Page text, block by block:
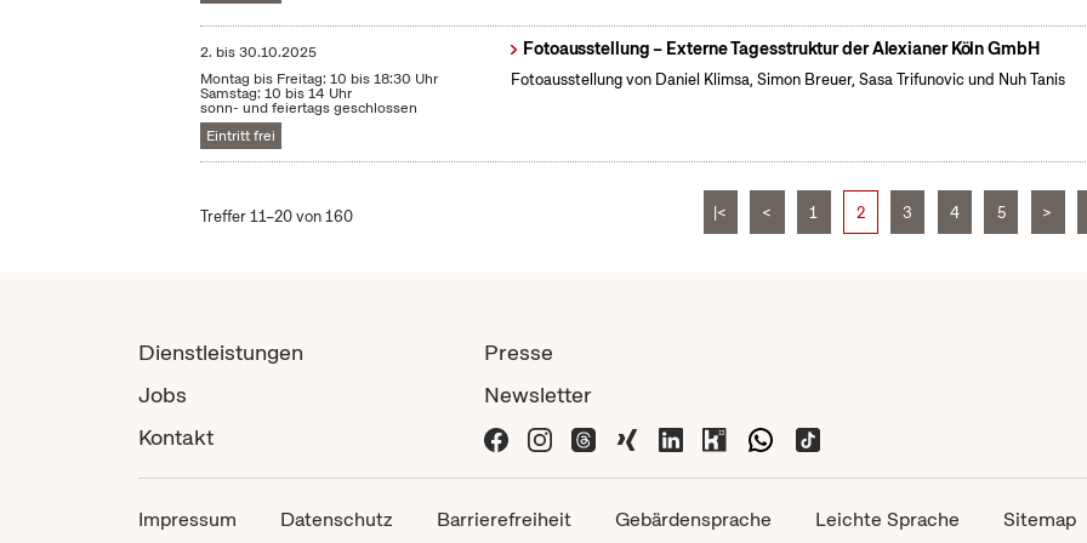
2. bis30.10.2025
Montag bis Freitag: 10 bis 18:30 Uhr
Samstag: 10 bis 14 Uhr
sonn- und feiertags geschlossen
Eintritt frei
Fotoausstellung – Externe Tagesstruktur der Alexianer Köln GmbH
Fotoausstellung von Daniel Klimsa, Simon Breuer, Sasa Trifunovic und Nuh Tanis
Treffer 11–20 von 160 |< < 1 2 3 4 5 >
Dienstleistungen
Jobs
Kontakt
Presse
Newsletter
Impressum Datenschutz Barrierefreiheit Gebärdensprache Leichte Sprache Sitemap